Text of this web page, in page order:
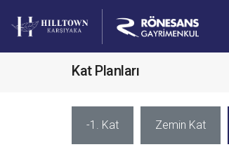
Kat Planları
-1. Kat Zemin Kat